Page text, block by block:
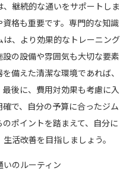
継続的な通いをサポートしま
格も重要です。専門的な知識
、より効果的なトレーニング
の設備や雰囲気も大切な要素
備えた清潔な環境であれば、
後に、費用対効果も考慮に入
で、自分の予算に合ったジム
ポイントを踏まえて、自分に
活改善を目指しましょう。
のルーティン